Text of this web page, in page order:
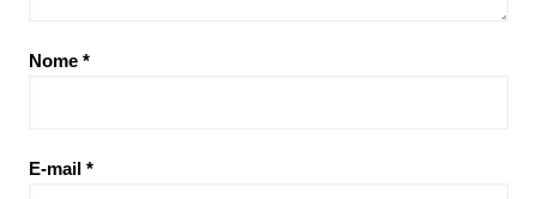
Nome *
E-mail *